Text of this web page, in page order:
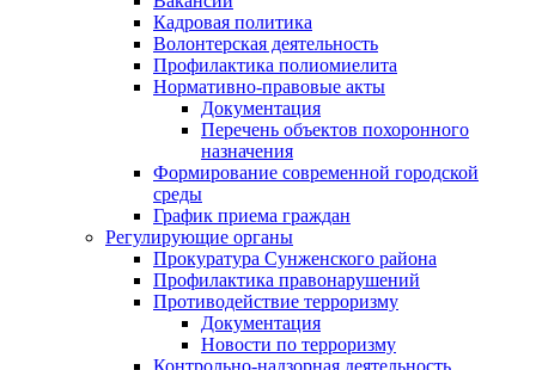
Кадровая политика
Волонтерская деятельность
Профилактика полиомиелита
Нормативно-правовые акты
Документация
Перечень объектов похоронного
назначения
Формирование современной городской
среды
График приема граждан
Регулирующие органы
Прокуратура Сунженского района
Профилактика правонарушений
Противодействие терроризму
Документация
Новости по терроризму
Контрольно-надзорная деятельность